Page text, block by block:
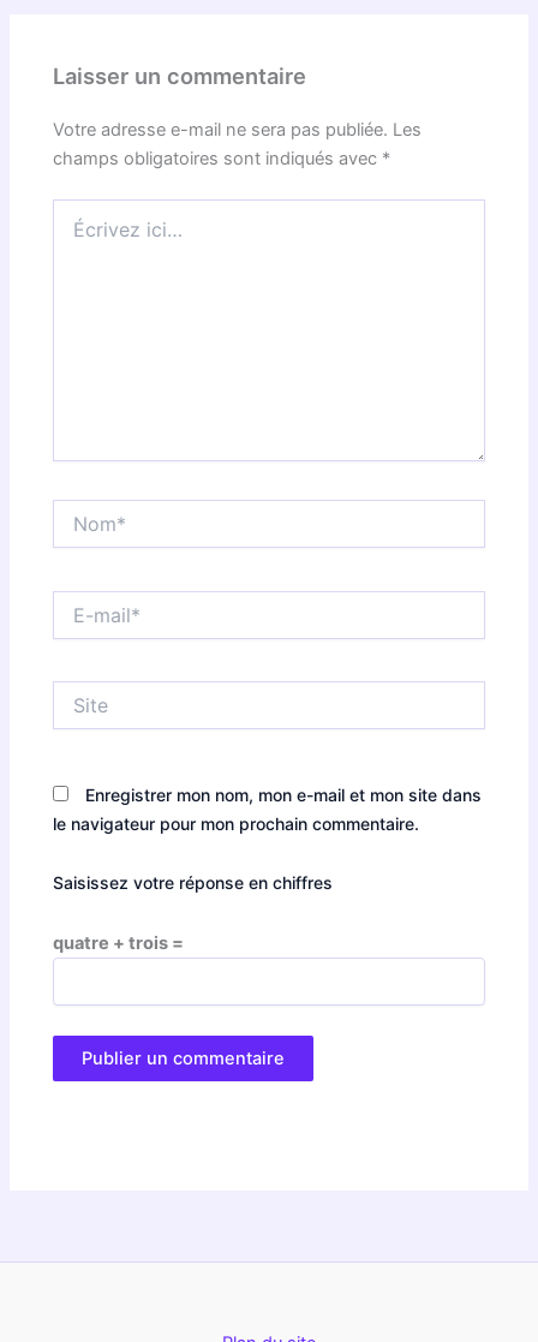
Laisser un commentaire
Votre adresse e-mail ne sera pas publiée. Les
champs obligatoires sont indiqués avec *
ici…
mail*
Enregistrer mon nom, mon e-mail et mon site dans
le navigateur pour mon prochain commentaire.
Saisissez votre réponse en chiffres
quatre + trois =